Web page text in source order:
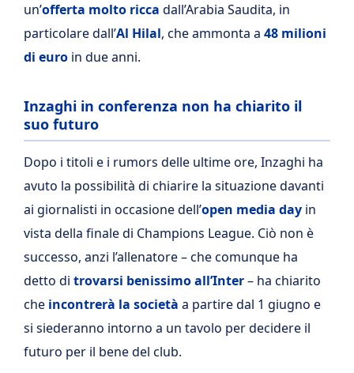
un’offerta molto ricca dall’Arabia Saudita, in
particolare dall’Al Hilal, che ammonta a 48 milioni
di euro in due anni.
Inzaghi in conferenza non ha chiarito il
suo futuro
Dopo i titoli e i rumors delle ultime ore, Inzaghi ha
avuto la possibilità di chiarire la situazione davanti
ai giornalisti in occasione dell’open media day in
vista della finale di Champions League. Ciò non è
successo, anzi l’allenatore – che comunque ha
detto di trovarsi benissimo all’Inter– ha chiarito
che incontrerà la società a partire dal 1 giugno e
si siederanno intorno a un tavolo per decidere il
futuro per il bene del club.